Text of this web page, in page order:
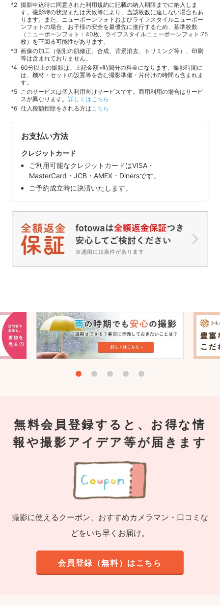
撮影申込時に同意された利用規約に記載の納入期限までに納入しま
す。撮影時の状況または天候等により、当該枚数に達しない場合もあ
ります。また、ニューボーンフォトおよびライフスタイルニューボー
ンフォトの場合、お子様の安全を最優先に進行するため、基準枚数
（ニューボーンフォト：40枚、ライフスタイルニューボーンフォト:75
枚）を下回る可能性があります。
画像の加工（個別の肌修正、合成、背景消去、トリミング等）、印刷
等は含まれておりません。
60分以上の撮影は、上記金額×時間分の料金になります。撮影時間に
は、機材・セットの設置等を含む撮影準備・片付けの時間も含まれま
す。
このサービスは個人利用向けサービスです。商用利用の場合はサービ
スが異なります。詳しくはこちら
仕入税額控除をされる方は こちら
お支払い方法
クレジットカード
ご利用可能なクレジットカードはVISA・
MasterCard・JCB・AMEX・Dinersです。
ご予約成立時に決済いたします。
無料会員登録すると、お得な情
報や撮影アイデア等が届きます
撮影に使えるクーポン、おすすめカメラマン・口コミな
どをいち早くお届け。
会員登録（無料）はこちら